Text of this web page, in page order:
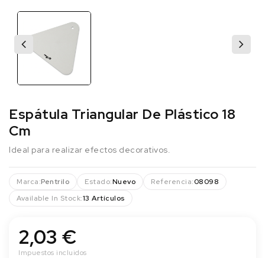
Espátula Triangular De Plástico 18
Cm
Ideal para realizar efectos decorativos.
Marca:Pentrilo Estado:Nuevo Referencia:08098
Available In Stock:13 Artículos
2,03 €
Impuestos incluidos